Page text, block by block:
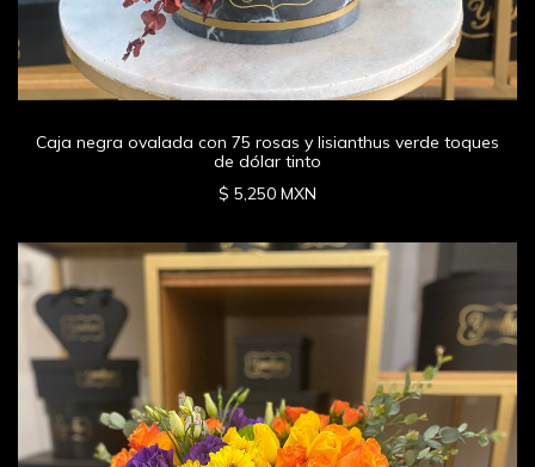
Caja negra ovalada con 75 rosas y lisianthus verde toques
de dólar tinto
$ 5,250 MXN